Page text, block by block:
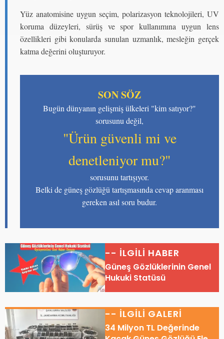
Yüz anatomisine uygun seçim, polarizasyon teknolojileri, UV
koruma düzeyleri, sürüş ve spor kullanımına uygun lens
özellikleri gibi konularda sunulan uzmanlık, mesleğin gerçek
katma değerini oluşturuyor.
SON SÖZ
Bugün dünyanın gelişmiş ülkeleri "kim satıyor?"
sorusunu değil,
"Ürün güvenli mi ve
denetleniyor mu?"
sorusunu tartışıyor.
Belki de güneş gözlüğü tartışmasında cevap aranması
gereken asıl soru budur.
-- İLGİLİ HABER
Güneş Gözlüklerinin Genel
Hukuki Statüsü
-- İLGİLİ GALERİ
34 Milyon TL Değerinde